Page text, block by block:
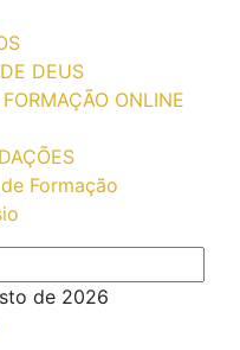
DEUS
ONLINE
Formação
de 2026